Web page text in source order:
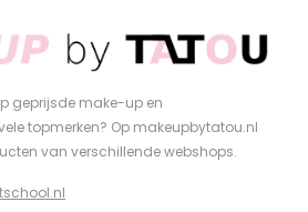
geprijsde make-up en
topmerken? Op makeupbytatou.nl
van verschillende webshops.